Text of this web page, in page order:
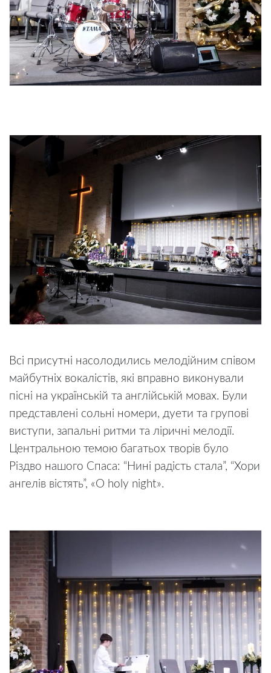
Всі присутні насолодились мелодійним співом
майбутніх вокалістів, які вправно виконували
пісні на українській та англійській мовах. Були
представлені сольні номери, дуети та групові
виступи, запальні ритми та ліричні мелодії.
Центральною темою багатьох творів було
Різдво нашого Спаса: “Нині радість стала”, “Хори
ангелів вістять”, «O holy night».